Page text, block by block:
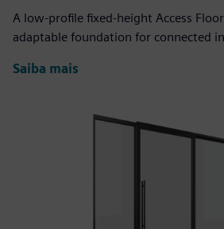
A low-profile fixed-height Access
adaptable foundation for connected
Saiba mais